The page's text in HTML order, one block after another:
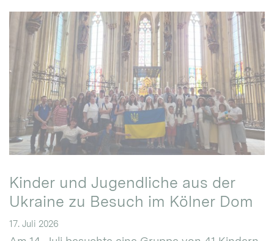
Kinder und Jugendliche aus der
Ukraine zu Besuch im Kölner Dom
17. Juli 2026